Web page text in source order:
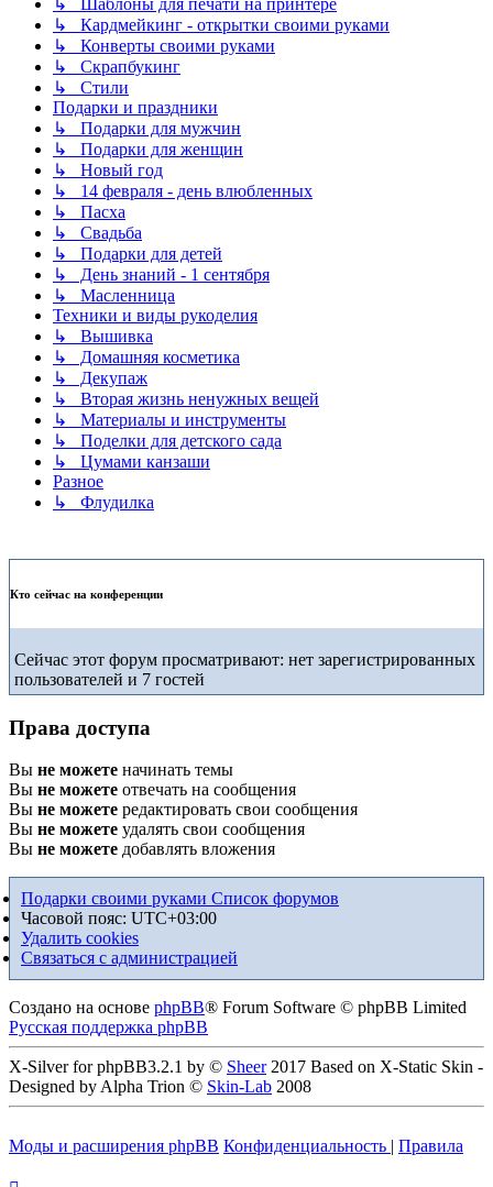
↳ Шаблоны для печати на принтере
↳ Кардмейкинг - открытки своими руками
↳ Конверты своими руками
↳ Скрапбукинг
↳ Стили
Подарки и праздники
↳ Подарки для мужчин
↳ Подарки для женщин
↳ Новый год
↳ 14 февраля - день влюбленных
↳ Пасха
↳ Свадьба
↳ Подарки для детей
↳ День знаний - 1 сентября
↳ Масленница
Техники и виды рукоделия
↳ Вышивка
↳ Домашняя косметика
↳ Декупаж
↳ Вторая жизнь ненужных вещей
↳ Материалы и инструменты
↳ Поделки для детского сада
↳ Цумами канзаши
Разное
↳ Флудилка
Кто сейчас на конференции
Сейчас этот форум просматривают: нет зарегистрированных
пользователей и 7 гостей
Права доступа
Вы не можете начинать темы
Вы не можете отвечать на сообщения
Вы не можете редактировать свои сообщения
Вы не можете удалять свои сообщения
Вы не можете добавлять вложения
Подарки своими руками Список форумов
Часовой пояс: UTC+03:00
Удалить cookies
Связаться с администрацией
Создано на основе phpBB® Forum Software © phpBB Limited
Русская поддержка phpBB
X-Silver for phpBB3.2.1 by © Sheer2017 Based on X-Static Skin -
Designed by Alpha Trion © Skin-Lab 2008
Моды и расширения phpBB Конфиденциальность | Правила